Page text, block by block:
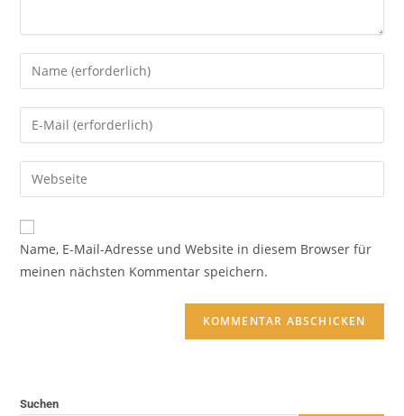
Name, E-Mail-Adresse und Website in diesem Browser für
meinen nächsten Kommentar speichern.
Suchen